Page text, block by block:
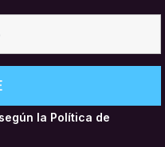
la Política de